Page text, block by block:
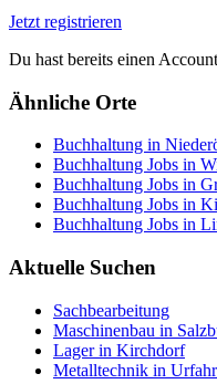
Jetzt registrieren
Du hast bereits einen
Ähnliche Orte
Buchhaltung in
Buchhaltung Jobs in
Buchhaltung Jobs in
Buchhaltung Jobs in
Buchhaltung Jobs in
Aktuelle Suchen
Sachbearbeitung
Maschinenbau in
Lager in Kirchdorf
Metalltechnik in